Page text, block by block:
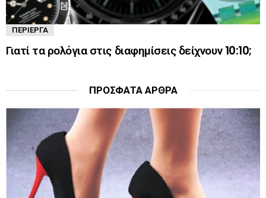
ΠΕΡΊΕΡΓΑ
Γιατί τα ρολόγια στις διαφημίσεις δείχνουν 10:10;
ΠΡΌΣΦΑΤΑ ΆΡΘΡΑ